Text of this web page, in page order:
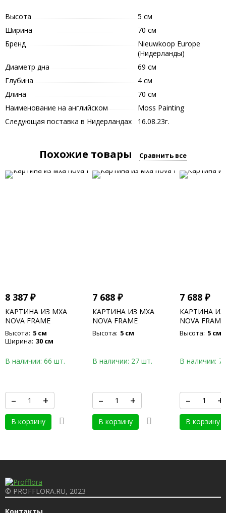
Высота
5 см
Ширина
70 см
Бренд
Nieuwkoop Europe
(Нидерланды)
Диаметр дна
69 см
Глубина
4 см
Длина
70 см
Наименование на английском
Moss Painting
Следующая поставка в Нидерландах
16.08.23г.
Похожие товары Сравнить все
8 387 ₽
КАРТИНА ИЗ МХА
NOVA FRAME
ANTHRACITE-
CONCRETE 100% FLAT
MOSS
Высота: 5 см
Ширина: 30 см
В наличии: 66 шт.
– +
В корзину
7 688 ₽
КАРТИНА ИЗ МХА
NOVA FRAME
ANTHRACITE-
CONCRETE 100% FLAT
Высота: 5 см
В наличии: 27 шт.
– +
В корзину
7 688 ₽
КАРТИНА
NOVA
CONCRETE
MOSS
Высота: 5 см
В наличии:
– +
В корзину
© PROFFLORA.RU, 2023